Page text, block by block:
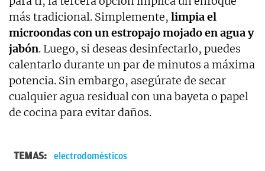
más tradicional. Simplemente, limpia el
microondas con un estropajo mojado en agua y
jabón. Luego, si deseas desinfectarlo, puedes
calentarlo durante un par de minutos a máxima
potencia. Sin embargo, asegúrate de secar
cualquier agua residual con una bayeta o papel
de cocina para evitar daños.
TEMAS: electrodomésticos